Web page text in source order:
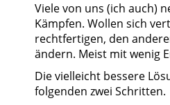
Viele von uns (ich auch)
Kämpfen. Wollen sich
rechtfertigen, den
ändern. Meist mit wenig
Die vielleicht bessere
folgenden zwei Schritten.